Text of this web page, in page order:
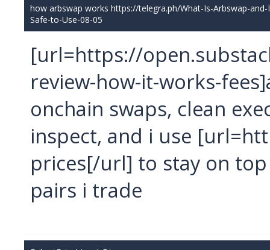
how arbswap works https://telegra.ph/What-Is-Arbswap-
Safe-to-Use-08-05
[url=https://
review-how-it-works-
onchain swaps, clean
inspect, and i use
prices[/url] to stay on
pairs i trade